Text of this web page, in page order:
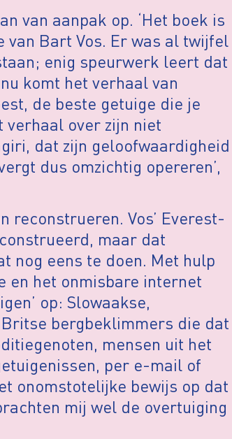
van aanpak op. ‘Het boek is
Bart Vos. Er was al twijfel
enig speurwerk leert dat
komt het verhaal van
de beste getuige die je
verhaal over zijn niet
dat zijn geloofwaardigheid
dus omzichtig opereren’,
reconstrueren. Vos’ Everest-
maar dat
nog eens te doen. Met hulp
en het onmisbare internet
op: Slowaakse,
bergbeklimmers die dat
mensen uit het
per e-mail of
onomstotelijke bewijs op dat
mij wel de overtuiging